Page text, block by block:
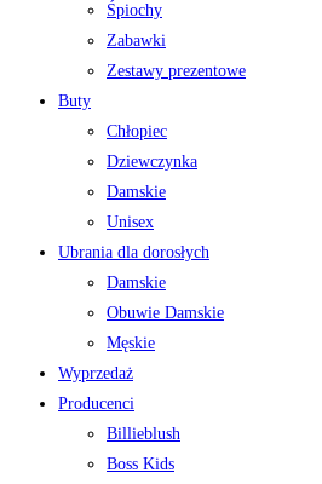
Śpiochy
Zabawki
Zestawy prezentowe
Buty
Chłopiec
Dziewczynka
Damskie
Unisex
Ubrania dla dorosłych
Damskie
Obuwie Damskie
Męskie
Wyprzedaż
Producenci
Billieblush
Boss Kids